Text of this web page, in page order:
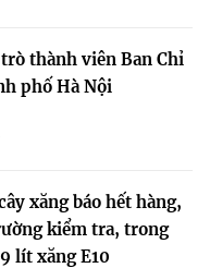
thành viên Ban Chỉ
phố Hà Nội
xăng báo hết hàng,
kiểm tra, trong
lít xăng E10